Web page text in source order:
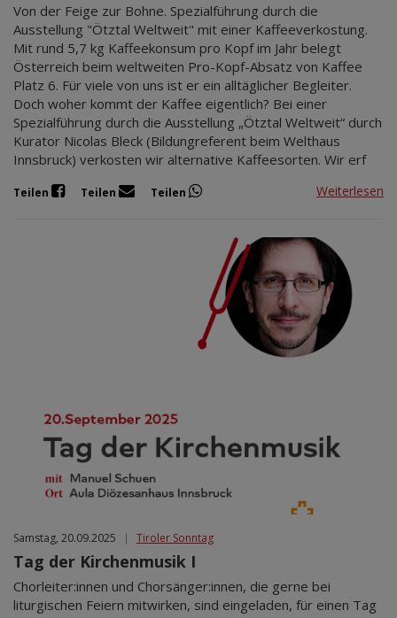
Von der Feige zur Bohne. Spezialführung durch die
Ausstellung "Ötztal Weltweit" mit einer Kaffeeverkostung.
Mit rund 5,7 kg Kaffeekonsum pro Kopf im Jahr belegt
Österreich beim weltweiten Pro-Kopf-Absatz von Kaffee
Platz 6. Für viele von uns ist er ein alltäglicher Begleiter.
Doch woher kommt der Kaffee eigentlich? Bei einer
Spezialführung durch die Ausstellung „Ötztal Weltweit“ durch
Kurator Nicolas Bleck (Bildungreferent beim Welthaus
Innsbruck) verkosten wir alternative Kaffeesorten. Wir erf
Teilen Teilen Teilen Weiterlesen
Samstag, 20.09.2025 Tiroler Sonntag
Tag der Kirchenmusik I
Chorleiter:innen und Chorsänger:innen, die gerne bei
liturgischen Feiern mitwirken, sind eingeladen, für einen Tag